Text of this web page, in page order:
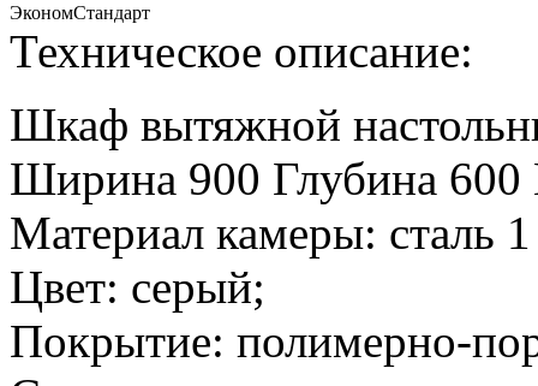
ЭкономСтандарт
Техническое описание:
Шкаф вытяжной
Ширина 900 Глубина
Материал камеры: сталь
Цвет: серый;
Покрытие: полимерно-